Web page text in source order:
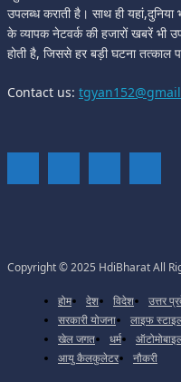
उपलब्ध कराती है। साथ ही यहां,दुनिया
के व्यापक नेटवर्क की हजारों खबरें भी
होती है, जिससे हर बड़ी घटना
Contact us:
Copyright © 2025 HdiBharat All
होम देश विदेश उत्तर
सरकारी योजना
लाइफ
खेल जगत
धर्म
आयु कैलकुलेटर
नौकरी